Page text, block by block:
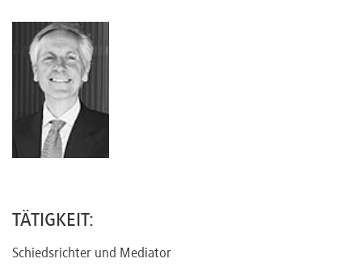
Webinare
Learnings
TÄTIGKEIT:
Schiedsrichter und Mediator